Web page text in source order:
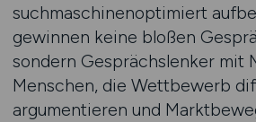
suchmaschinenoptimiert
gewinnen keine bloßen
sondern Gesprächslenker mit
Menschen, die Wettbewerb
argumentieren und